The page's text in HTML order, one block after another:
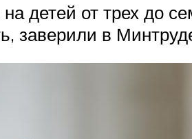
детей от трех до
заверили в